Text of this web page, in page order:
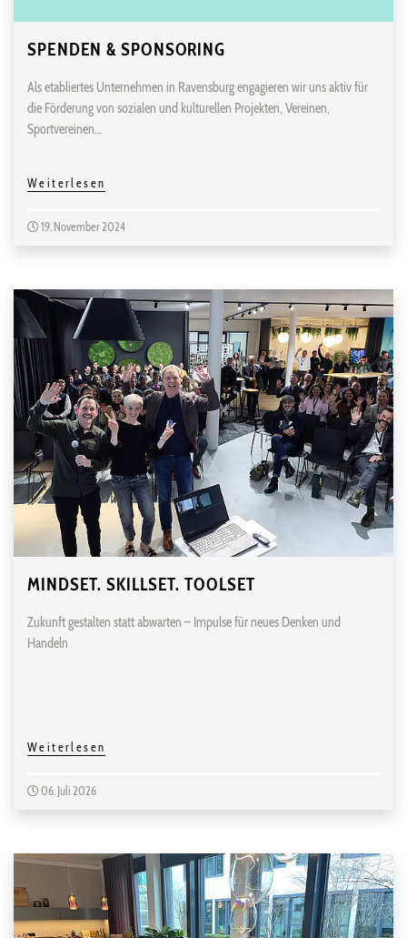
SPENDEN & SPONSORING
Als etabliertes Unternehmen in Ravensburg engagieren wir uns aktiv für
die Förderung von sozialen und kulturellen Projekten, Vereinen,
Sportvereinen…
Weiterlesen
19. November 2024
MINDSET. SKILLSET. TOOLSET
Zukunft gestalten statt abwarten – Impulse für neues Denken und
Handeln
Weiterlesen
06. Juli 2026